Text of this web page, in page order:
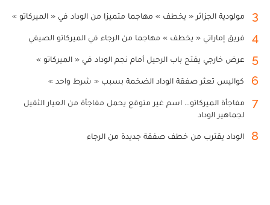
3 مولودية الجزائر « يخطف » مهاجما متميزا من الوداد في « الميركاتو »
4 فريق إماراتي « يخطف » مهاجما من الرجاء في الميركاتو الصيفي
5 عرض خارجي يفتح باب الرحيل أمام نجم الوداد في « الميركاتو »
6 كواليس تعثر صفقة الوداد الضخمة بسبب « شرط واحد »
7
مفاجأة الميركاتو... اسم غير متوقع يحمل مفاجأة من العيار الثقيل
لجماهير الوداد
8 الوداد يقترب من خطف صفقة جديدة من الرجاء